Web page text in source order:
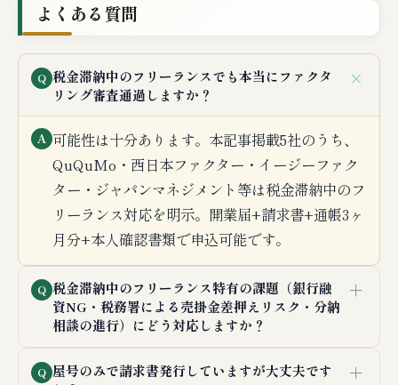
よくある質問
Q 税金滞納中のフリーランスでも本当にファクタ
リング審査通過しますか？
＋
A 可能性は十分あります。本記事掲載5社のうち、
QuQuMo・西日本ファクター・イージーファク
ター・ジャパンマネジメント等は税金滞納中のフ
リーランス対応を明示。開業届+請求書+通帳3ヶ
月分+本人確認書類で申込可能です。
Q 税金滞納中のフリーランス特有の課題（銀行融
資NG・税務署による売掛金差押えリスク・分納
相談の進行）にどう対応しますか？
＋
Q 屋号のみで請求書発行していますが大丈夫です
＋